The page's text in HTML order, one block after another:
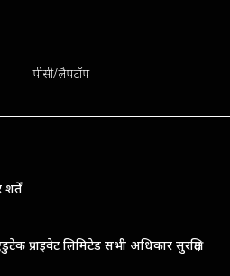
पीसी/लैपटॉप
प्राइवेट लिमिटेड सभी अधिकार सुरक्षित